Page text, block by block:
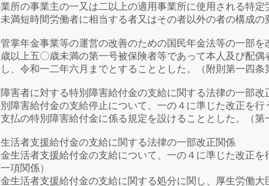
所の事業主の一又は二以上の適用事業所に使用される特
満短時間労働者に相当する者又はその者以外の者の構成
掌年金事業等の運営の改善のための国民年金法等の一部
上五〇歳未満の第一号被保険者等であって本人及び配偶
、令和一二年六月までとすることとした。（附則第一四条
害者に対する特別障害給付金の支給に関する法律の一部改
害給付金の支給停止について、一の４に準じた改正を行
の特別障害給付金に係る規定を設けることとした。（第
活者支援給付金の支給に関する法律の一部改正関係
活者支援給付金の支給について、一の４に準じた改正を
項関係）
活者支援給付金の支給に関する処分に関し、厚生労働大